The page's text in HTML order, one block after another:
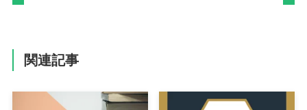
関連記事